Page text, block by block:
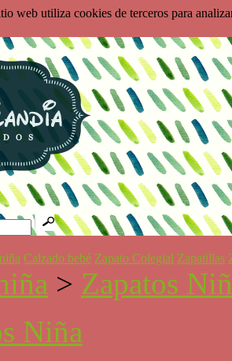
web utiliza cookies de terceros para
Calzado bebé Zapato Colegial Zapatillas
> Zapatos
Niña